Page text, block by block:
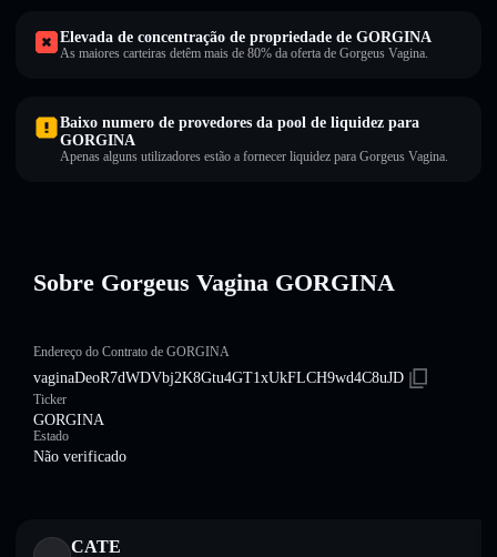
Elevada de concentração de propriedade de GORGINA
As maiores carteiras detêm mais de 80% da oferta de Gorgeus Vagina.
Baixo numero de provedores da pool de liquidez para
GORGINA
Apenas alguns utilizadores estão a fornecer liquidez para Gorgeus Vagina.
Sobre Gorgeus Vagina GORGINA
Endereço do Contrato de GORGINA
vaginaDeoR7dWDVbj2K8Gtu4GT1xUkFLCH9wd4C8uJD
Ticker
GORGINA
Estado
Não verificado
CATE